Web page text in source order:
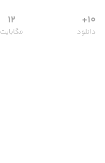
10+
دانلود
12
مگابایت